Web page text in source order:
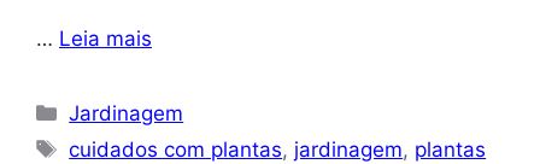
… Leia mais
Categorias
Jardinagem
Tags
cuidados com plantas, jardinagem, plantas